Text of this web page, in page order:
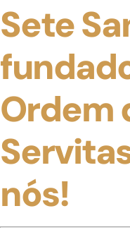
Sete
Ordem
nós!